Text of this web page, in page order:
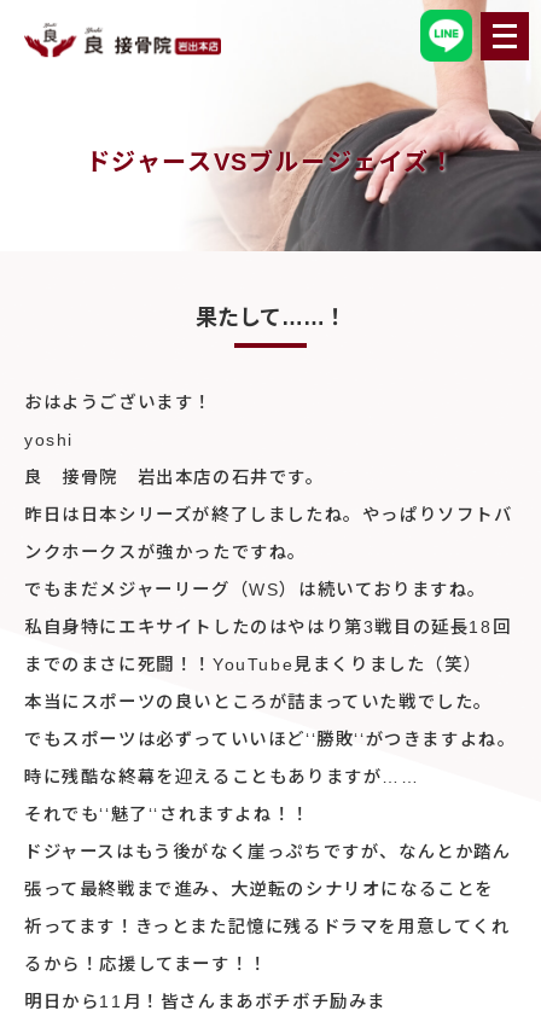
メ
ニ
ュ
ー
を
開
く
ドジャースVSブルージェイズ！
果たして……！
おはようございます！
yoshi
良 接骨院 岩出本店の石井です。
昨日は日本シリーズが終了しましたね。やっぱりソフトバ
ンクホークスが強かったですね。
でもまだメジャーリーグ（WS）は続いておりますね。
私自身特にエキサイトしたのはやはり第3戦目の延長18回
までのまさに死闘！！YouTube見まくりました（笑）
本当にスポーツの良いところが詰まっていた戦でした。
でもスポーツは必ずっていいほど‘‘勝敗‘‘がつきますよね。
時に残酷な終幕を迎えることもありますが……
それでも‘‘魅了‘‘されますよね！！
ドジャースはもう後がなく崖っぷちですが、なんとか踏ん
張って最終戦まで進み、大逆転のシナリオになることを
祈ってます！きっとまた記憶に残るドラマを用意してくれ
るから！応援してまーす！！
明日から11月！皆さんまあボチボチ励みま